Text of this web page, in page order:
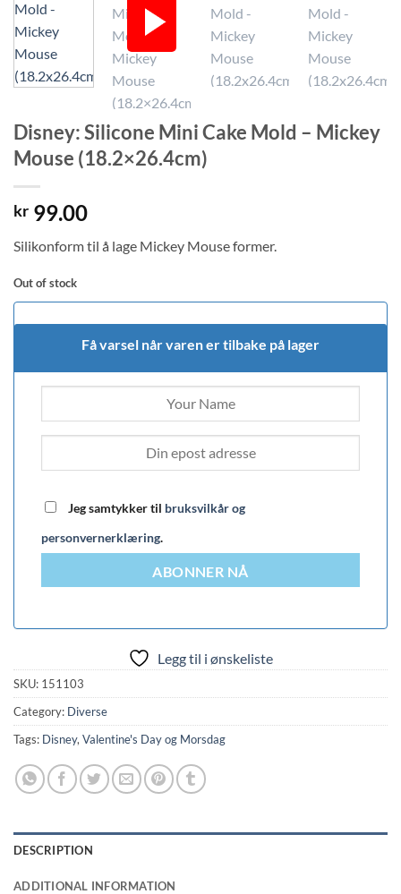
Disney: Silicone Mini Cake Mold – Mickey
Mouse (18.2×26.4cm)
kr 99.00
Silikonform til å lage Mickey Mouse former.
Out of stock
Få varsel når varen er tilbake på lager
Jeg samtykker til bruksvilkår og
personvernerklæring.
ABONNER NÅ
Legg til i ønskeliste
SKU: 151103
Category: Diverse
Tags: Disney, Valentine's Day og Morsdag
DESCRIPTION
ADDITIONAL INFORMATION